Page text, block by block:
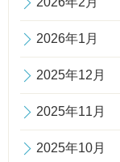
2026年1月
2025年12月
2025年11月
2025年10月